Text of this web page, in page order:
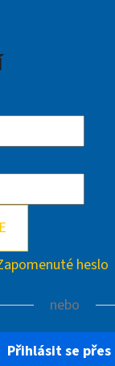
heslo
nebo
Přihlásit se přes